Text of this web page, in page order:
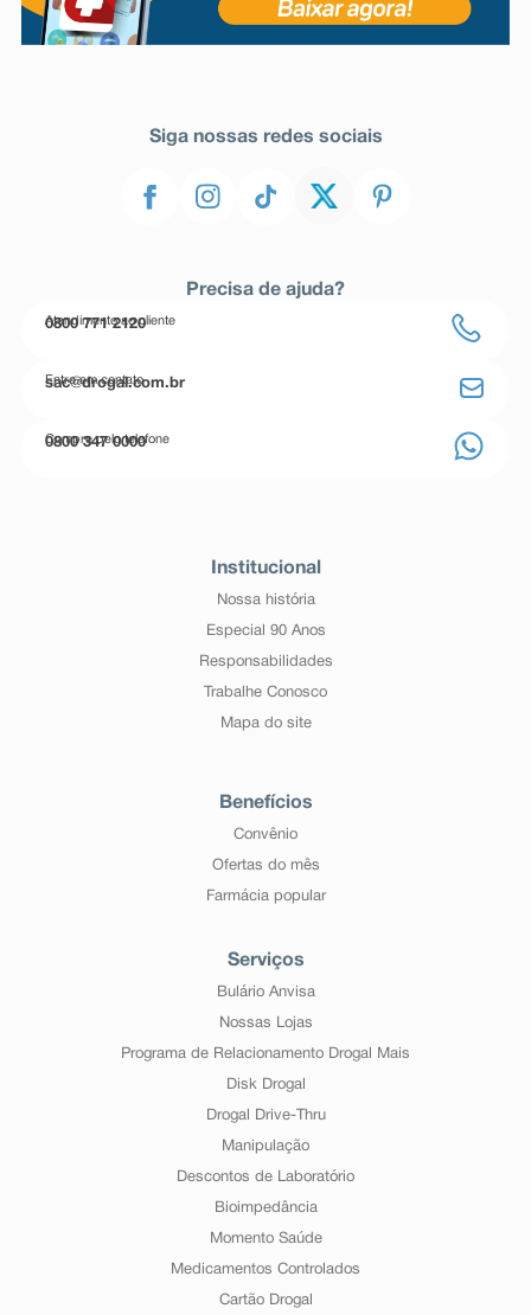
Siga nossas redes sociais
Precisa de ajuda?
Atendimento ao cliente
0800 771 2120
Entre em contato
sac@drogal.com.br
Compre pelo telefone
0800 347 0000
Institucional
Nossa história
Especial 90 Anos
Responsabilidades
Trabalhe Conosco
Mapa do site
Benefícios
Convênio
Ofertas do mês
Farmácia popular
Serviços
Bulário Anvisa
Nossas Lojas
Programa de Relacionamento Drogal Mais
Disk Drogal
Drogal Drive-Thru
Manipulação
Descontos de Laboratório
Bioimpedância
Momento Saúde
Medicamentos Controlados
Cartão Drogal